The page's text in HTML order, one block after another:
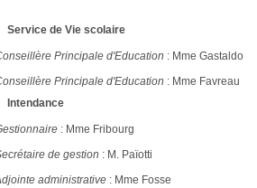
Service de Vie scolaire
Principale d'Education : Mme Gastaldo
Principale d'Education : Mme Favreau
Intendance
: Mme Fribourg
de gestion : M. Païotti
administrative : Mme Fosse